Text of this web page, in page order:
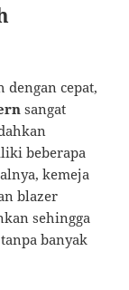
cepat,
sangat
beberapa
kemeja
blazer
sehingga
banyak